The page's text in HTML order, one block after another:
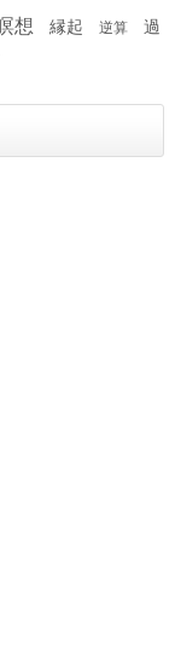
想 縁起 逆算
過